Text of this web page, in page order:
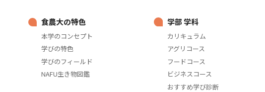
食農大の特色
本学のコンセプト
学びの特色
学びのフィールド
NAFU生き物図鑑
学部 学科
カリキュラム
アグリコース
フードコース
ビジネスコース
おすすめ学び診断